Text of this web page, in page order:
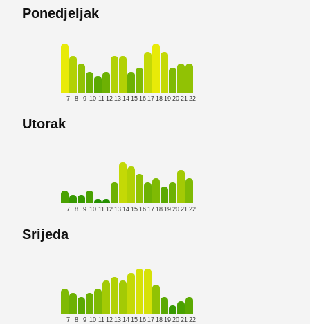
Ponedjeljak
7 8 9 10 11 12 13 14 15 16 17 18 19 20 21 22
Utorak
7 8 9 10 11 12 13 14 15 16 17 18 19 20 21 22
Srijeda
7 8 9 10 11 12 13 14 15 16 17 18 19 20 21 22